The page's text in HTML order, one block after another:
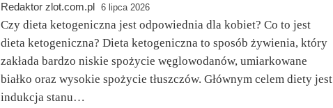
Redaktor zlot.com.pl 6 lipca 2026
Czy dieta ketogeniczna jest odpowiednia dla kobiet? Co to jest
dieta ketogeniczna? Dieta ketogeniczna to sposób żywienia, który
zakłada bardzo niskie spożycie węglowodanów, umiarkowane
białko oraz wysokie spożycie tłuszczów. Głównym celem diety jest
indukcja stanu…